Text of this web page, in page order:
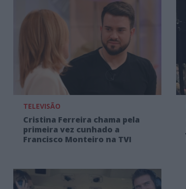
TELEVISÃO
Cristina Ferreira chama pela
primeira vez cunhado a
Francisco Monteiro na TVI